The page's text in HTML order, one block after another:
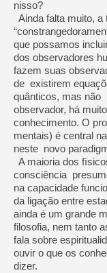
nisso?
Ainda falta muito, a
que possamos
dos observadores
fazem suas
de existirem
quânticos, mas não
observador, há
conhecimento. O
mentais) é central
neste novo
A maioria dos
consciência
na capacidade
da ligação entre
ainda é um grande
filosofia, nem tanto
fala sobre
ouvir o que os
dizer.